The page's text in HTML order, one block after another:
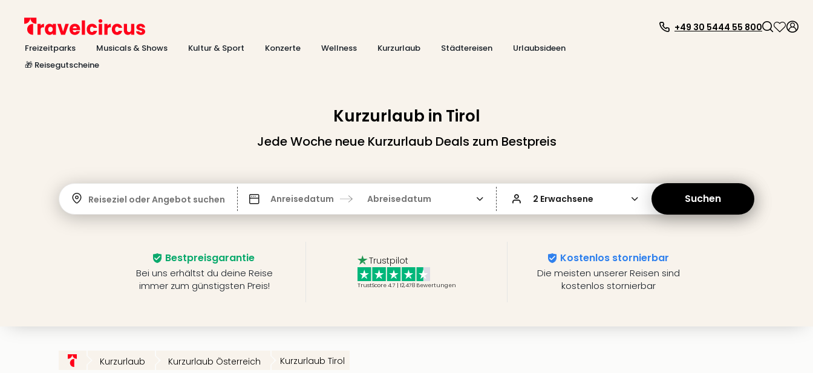
Freizeitparks Musicals & Shows Kultur & Sport Konzerte Wellness Kurzurlaub Städtereisen
Urlaubsideen
🎁 Reisegutscheine
+49 30 5444 55 800
Kurzurlaub in Tirol
Jede Woche neue Kurzurlaub Deals zum Bestpreis
Reiseziel oder Angebot suchen Anreisedatum Abreisedatum 2 Erwachsene Suchen
Bestpreisgarantie
Bei uns erhältst du deine Reise
immer zum günstigsten Preis!
Trustpilot
TrustScore 4.7 | 12,478 Bewertungen
Kostenlos stornierbar
Die meisten unserer Reisen sind
kostenlos stornierbar
Kurzurlaub Kurzurlaub Österreich Kurzurlaub Tirol